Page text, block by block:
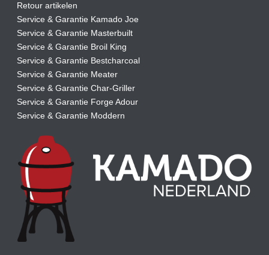
Retour artikelen
Service & Garantie Kamado Joe
Service & Garantie Masterbuilt
Service & Garantie Broil King
Service & Garantie Bestcharcoal
Service & Garantie Meater
Service & Garantie Char-Griller
Service & Garantie Forge Adour
Service & Garantie Moddern